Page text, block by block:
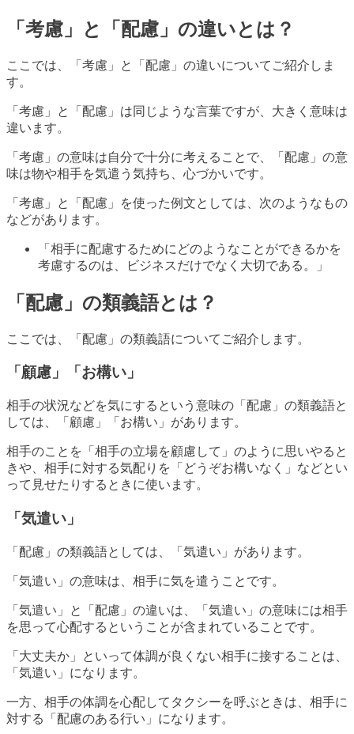
「考慮」と「配慮」の違いとは？
ここでは、「考慮」と「配慮」の違いについてご紹介しま
す。
「考慮」と「配慮」は同じような言葉ですが、大きく意味は
違います。
「考慮」の意味は自分で十分に考えることで、「配慮」の意
味は物や相手を気遣う気持ち、心づかいです。
「考慮」と「配慮」を使った例文としては、次のようなもの
などがあります。
「相手に配慮するためにどのようなことができるかを
考慮するのは、ビジネスだけでなく大切である。」
「配慮」の類義語とは？
ここでは、「配慮」の類義語についてご紹介します。
「顧慮」「お構い」
相手の状況などを気にするという意味の「配慮」の類義語と
しては、「顧慮」「お構い」があります。
相手のことを「相手の立場を顧慮して」のように思いやると
きや、相手に対する気配りを「どうぞお構いなく」などとい
って見せたりするときに使います。
「気遣い」
「配慮」の類義語としては、「気遣い」があります。
「気遣い」の意味は、相手に気を遣うことです。
「気遣い」と「配慮」の違いは、「気遣い」の意味には相手
を思って心配するということが含まれていることです。
「大丈夫か」といって体調が良くない相手に接することは、
「気遣い」になります。
一方、相手の体調を心配してタクシーを呼ぶときは、相手に
対する「配慮のある行い」になります。